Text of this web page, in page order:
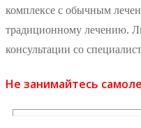
комплексе с обычным
традиционному лечению.
консультации со
Не занимайтесь